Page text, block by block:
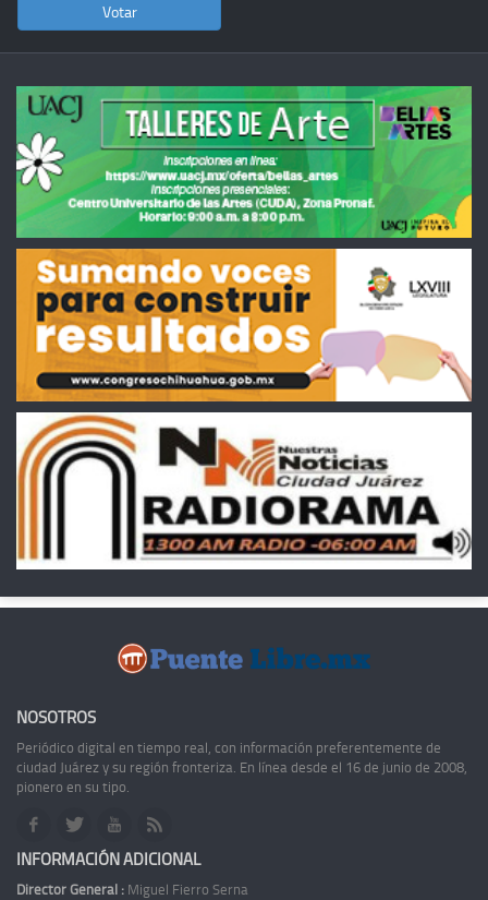
NOSOTROS
Periódico digital en tiempo real, con información preferentemente de
ciudad Juárez y su región fronteriza. En línea desde el 16 de junio de 2008,
pionero en su tipo.
INFORMACIÓN ADICIONAL
Director General : Miguel Fierro Serna